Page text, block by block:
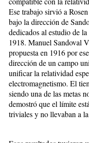
Ese trabajo sirvió a
bajo la dirección de
dedicados al estudio de
1918. Manuel Sandoval
propuesta en 1916 por
dirección de un campo
unificar la relatividad
electromagnetismo. El
siendo una de las metas
demostró que el límite
triviales y no llevaban a